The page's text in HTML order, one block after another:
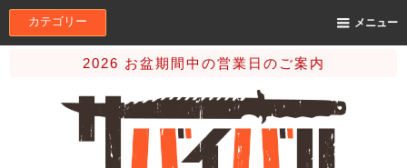
カテゴリー メニュー
2026 お盆期間中の営業日のご案内